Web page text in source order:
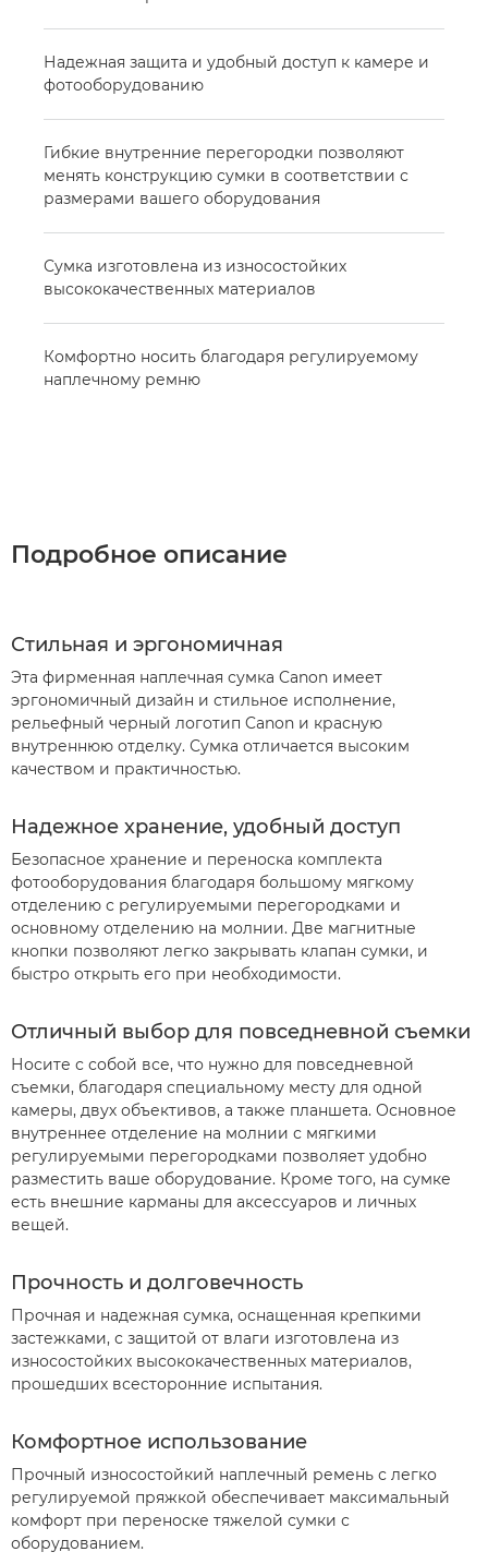
Надежная защита и удобный доступ к камере и
фотооборудованию
Гибкие внутренние перегородки позволяют
менять конструкцию сумки в соответствии с
размерами вашего оборудования
Сумка изготовлена из износостойких
высококачественных материалов
Комфортно носить благодаря регулируемому
наплечному ремню
Подробное описание
Стильная и эргономичная
Эта фирменная наплечная сумка Canon имеет
эргономичный дизайн и стильное исполнение,
рельефный черный логотип Canon и красную
внутреннюю отделку. Сумка отличается высоким
качеством и практичностью.
Надежное хранение, удобный доступ
Безопасное хранение и переноска комплекта
фотооборудования благодаря большому мягкому
отделению с регулируемыми перегородками и
основному отделению на молнии. Две магнитные
кнопки позволяют легко закрывать клапан сумки, и
быстро открыть его при необходимости.
Отличный выбор для повседневной съемки
Носите с собой все, что нужно для повседневной
съемки, благодаря специальному месту для одной
камеры, двух объективов, а также планшета. Основное
внутреннее отделение на молнии с мягкими
регулируемыми перегородками позволяет удобно
разместить ваше оборудование. Кроме того, на сумке
есть внешние карманы для аксессуаров и личных
вещей.
Прочность и долговечность
Прочная и надежная сумка, оснащенная крепкими
застежками, с защитой от влаги изготовлена из
износостойких высококачественных материалов,
прошедших всесторонние испытания.
Комфортное использование
Прочный износостойкий наплечный ремень с легко
регулируемой пряжкой обеспечивает максимальный
комфорт при переноске тяжелой сумки с
оборудованием.